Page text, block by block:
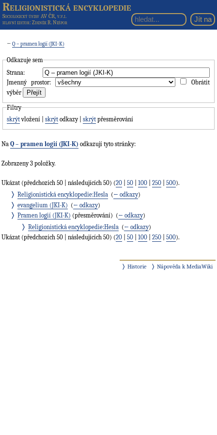
Religionistická encyklopedie
Sociologický ústav AV ČR, v.v.i.
hlavní editor: Zdeněk R. Nešpor
←Q – pramen logií (JKI-K)
Odkazuje sem
Strana:
Jmenný prostor:
Obrátit
výběr
Filtry
skrýtvložení |skrýt odkazy |skrýt přesměrování
Na Q – pramen logií (JKI-K) odkazují tyto stránky:
Zobrazeny 3 položky.
Ukázat (předchozích 50 | následujících 50) (20 50 100 250 500).
Religionistická encyklopedie:Hesla (← odkazy)
evangelium (JKI-K) (← odkazy)
Pramen logií (JKI-K) (přesměrování) ‎ (← odkazy)
Religionistická encyklopedie:Hesla (← odkazy)
Ukázat (předchozích 50 | následujících 50) (20 50 100 250 500).
Historie Nápověda k MediaWiki